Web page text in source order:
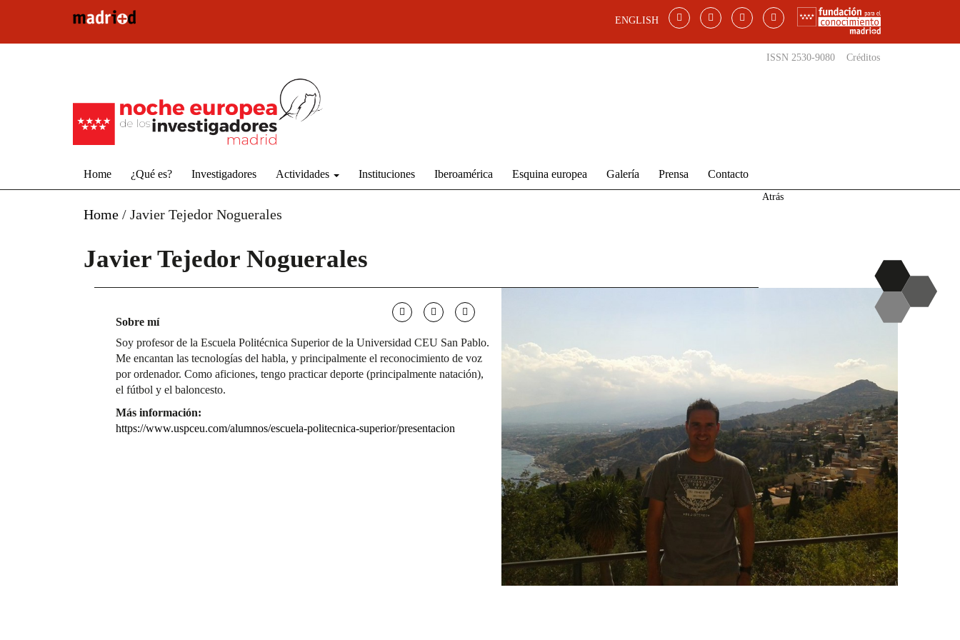
ENGLISH
ISSN 2530-9080 Créditos
Home ¿Qué es? Investigadores Actividades Instituciones Iberoamérica Esquina europea Galería Prensa Contacto
Home / Javier Tejedor Noguerales
Atrás
Javier Tejedor Noguerales
Sobre mí
Soy profesor de la Escuela Politécnica Superior de la Universidad CEU San Pablo.
Me encantan las tecnologías del habla, y principalmente el reconocimiento de voz
por ordenador. Como aficiones, tengo practicar deporte (principalmente natación),
el fútbol y el baloncesto.
Más información:
https://www.uspceu.com/alumnos/escuela-politecnica-superior/presentacion